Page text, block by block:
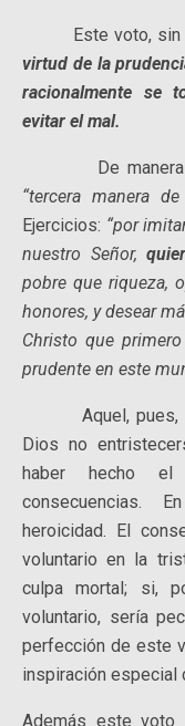
Este voto, sin
virtud de la
racionalmente se
evitar el mal.
De manera
“tercera manera
Ejercicios: “por
nuestro Señor,
pobre que riqueza,
honores, y desear
Christo que
prudente en este
Aquel, pues,
Dios no
haber hecho el
consecuencias.
heroicidad. El
voluntario en la
culpa mortal; si,
voluntario, sería
perfección de este
inspiración especial
Además este voto